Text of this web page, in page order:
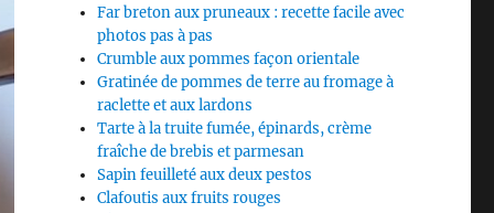
Far breton aux pruneaux : recette facile avec
photos pas à pas
Crumble aux pommes façon orientale
Gratinée de pommes de terre au fromage à
raclette et aux lardons
Tarte à la truite fumée, épinards, crème
fraîche de brebis et parmesan
Sapin feuilleté aux deux pestos
Clafoutis aux fruits rouges